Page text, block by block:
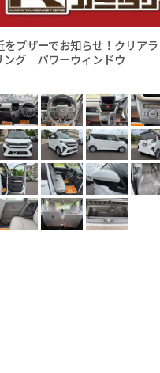
をブザーでお知らせ！クリ
ング パワーウィンドウ